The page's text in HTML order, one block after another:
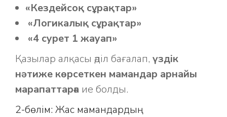
«Кездейсоқ сұрақтар»
«Логикалық сұрақтар»
«4 сурет 1 жауап»
Қазылар алқасы әділ бағалап, үздік
нәтиже көрсеткен мамандар арнайы
марапаттарға ие болды.
2-бөлім: Жас мамандардың